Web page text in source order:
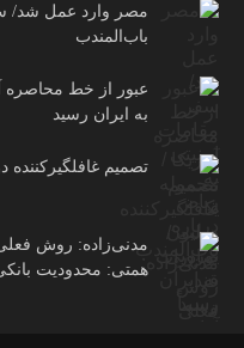
مصر وارد عمل شد/
باب‌المندب
عبور از خط محاصره
به ایران رسید
تصمیم
مدنی‌زاده: روش
همتی: محدودیت